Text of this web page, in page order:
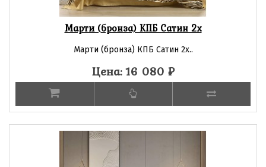
Марти (бронза) КПБ Сатин 2х
Марти (бронза) КПБ Сатин 2х..
Цена: 16 080 ₽